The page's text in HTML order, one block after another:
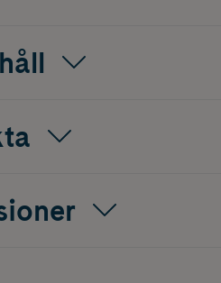
steroider, ftalater,